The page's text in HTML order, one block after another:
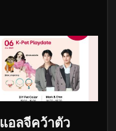
อลจีคว้าตัว